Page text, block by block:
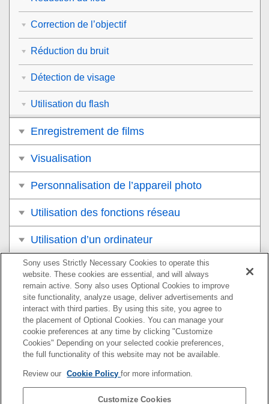
Correction de l’objectif
Réduction du bruit
Détection de visage
Utilisation du flash
Enregistrement de films
Visualisation
Personnalisation de l’appareil photo
Utilisation des fonctions réseau
Utilisation d’un ordinateur
Liste des éléments du MENU
Précautions/Le produit
Si vous avez des problèmes
Pour plus d’informations sur la conformité aux lois sur
Sony uses Strictly Necessary Cookies to operate this
website. These cookies are essential, and will always
remain active. Sony also uses Optional Cookies to improve
site functionality, analyze usage, deliver advertisements and
interact with third parties. By using this site, you agree to
the placement of Optional Cookies. You can manage your
cookie preferences at any time by clicking "Customize
Cookies" Depending on your selected cookie preferences,
the full functionality of this website may not be available.
Review our Cookie Policyfor more information.
Customize Cookies